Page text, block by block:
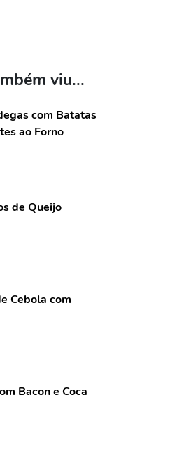
viu...
com Batatas
ao Forno
de Queijo
Cebola com
Bacon e Coca